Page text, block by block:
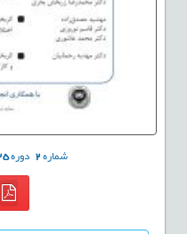
شماره2 دوره25